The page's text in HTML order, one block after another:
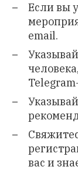
Если вы
email.
вас и